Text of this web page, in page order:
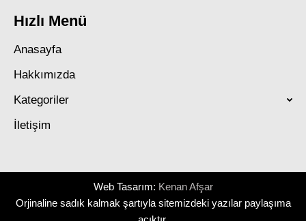
Hızlı Menü
Anasayfa
Hakkımızda
Kategoriler
İletişim
Web Tasarım: Kenan Afşar
Orjinaline sadık kalmak şartıyla sitemizdeki yazılar paylaşıma